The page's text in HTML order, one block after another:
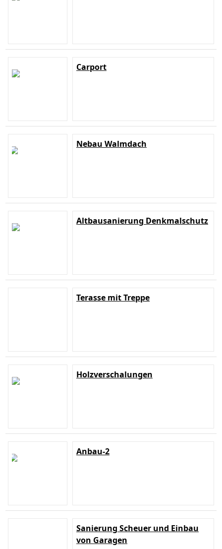
Carport
Nebau Walmdach
Altbausanierung Denkmalschutz
Terasse mit Treppe
Holzverschalungen
Anbau-2
Sanierung Scheuer und Einbau
von Garagen